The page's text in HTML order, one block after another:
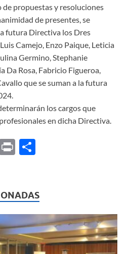
propuestas y resoluciones
de presentes, se
futura Directiva los Dres
Camejo, Enzo Paique, Leticia
Germino, Stephanie
Da Rosa, Fabricio Figueroa,
que se suman a la futura
los cargos que
en dicha Directiva.
P
p
ar
ti
r